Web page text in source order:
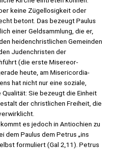
keine Zügellosigkeit oder
betont. Das bezeugt Paulus
einer Geldsammlung, die er,
heidenchristlichen Gemeinden
Judenchristen der
(die erste Misereor-
heute, am Misericordia-
hat nicht nur eine soziale,
Sie bezeugt die Einheit
der christlichen Freiheit, die
es jedoch in Antiochien zu
dem Paulus dem Petrus „ins
formuliert (Gal 2,11). Petrus